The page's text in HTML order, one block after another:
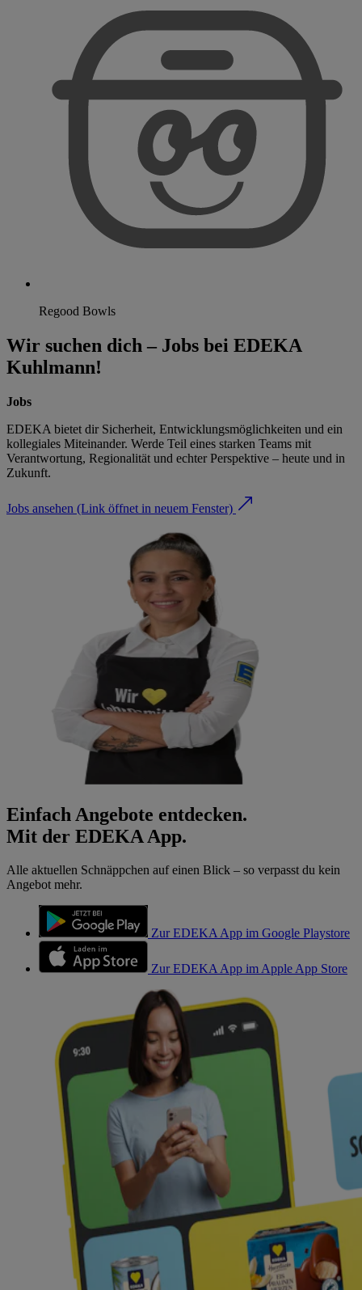
Regood Bowls
Wir suchen dich – Jobs bei EDEKA
Kuhlmann!
Jobs
EDEKA bietet dir Sicherheit, Entwicklungsmöglichkeiten und ein
kollegiales Miteinander. Werde Teil eines starken Teams mit
Verantwortung, Regionalität und echter Perspektive – heute und in
Zukunft.
Jobs ansehen (Link öffnet in neuem Fenster)
Einfach Angebote entdecken.
Mit der EDEKA App.
Alle aktuellen Schnäppchen auf einen Blick – so verpasst du kein
Angebot mehr.
Zur EDEKA App im Google Playstore
Zur EDEKA App im Apple App Store